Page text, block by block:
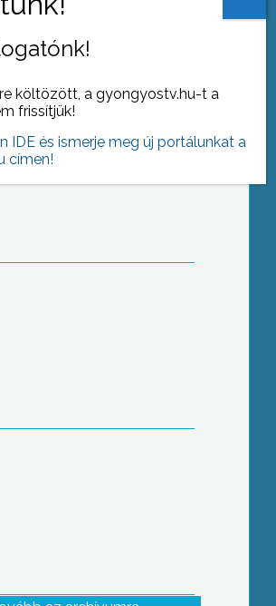
az autópálya-használat
költözött, a gyongyostv.hu-t a
frissítjük!
IDE és ismerje meg új portálunkat a
címen!